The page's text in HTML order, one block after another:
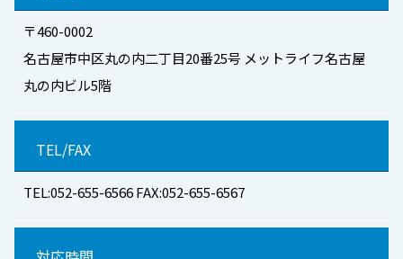
〒460-0002
名古屋市中区丸の内二丁目20番25号 メットライフ名古屋
丸の内ビル5階
TEL/FAX
TEL:052-655-6566 FAX:052-655-6567